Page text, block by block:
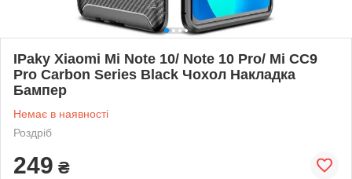
IPaky Xiaomi Mi Note 10/ Note 10 Pro/ Mi CC9
Pro Carbon Series Black Чохол Накладка
Бампер
Немає в наявності
Роздріб
249 ₴